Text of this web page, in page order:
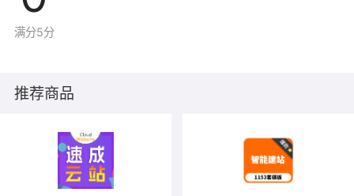
满分5分
推荐商品